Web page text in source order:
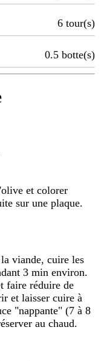
6 tour(s)
0.5 botte(s)
et colorer
sur une plaque.
viande, cuire les
3 min environ.
faire réduire de
et laisser cuire à
"nappante" (7 à 8
au chaud.